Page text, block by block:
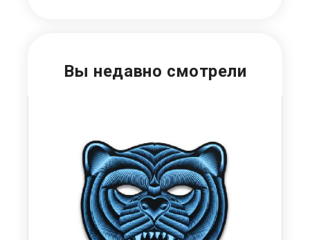
Вы недавно смотрели